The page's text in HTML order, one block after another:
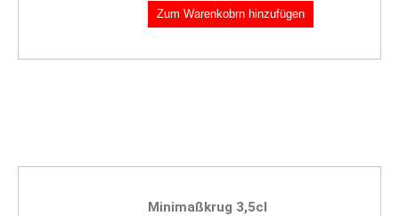
Zum Warenkobrn hinzufügen
Minimaßkrug 3,5cl